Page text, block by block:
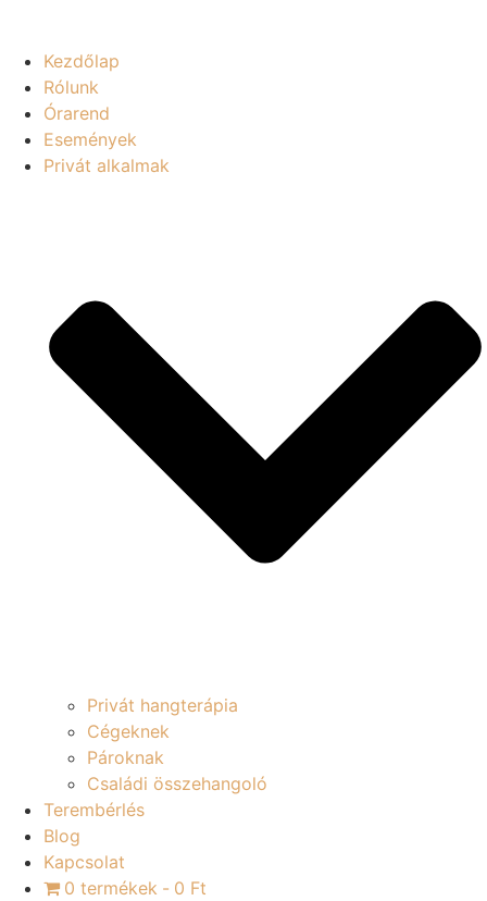
Kezdőlap
Rólunk
Órarend
Események
Privát alkalmak
Privát hangterápia
Cégeknek
Pároknak
Családi összehangoló
Terembérlés
Blog
Kapcsolat
0 termékek
0 Ft